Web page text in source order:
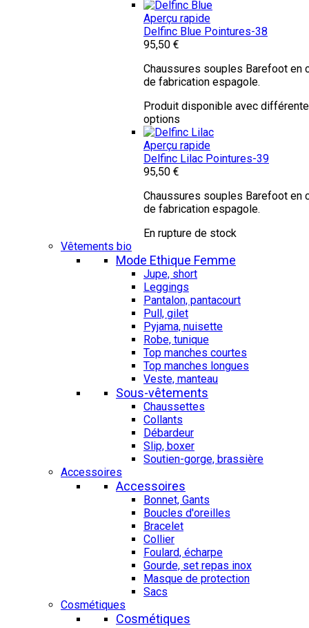
Aperçu rapide
Delfinc Blue Pointures-38
95,50 €
Chaussures souples Barefoot en
de fabrication espagole.
Produit disponible avec
options
Aperçu rapide
Delfinc Lilac Pointures-39
95,50 €
Chaussures souples Barefoot en
de fabrication espagole.
En rupture de stock
Vêtements bio
Mode Ethique Femme
Jupe, short
Leggings
Pantalon, pantacourt
Pull, gilet
Pyjama, nuisette
Robe, tunique
Top manches courtes
Top manches longues
Veste, manteau
Sous-vêtements
Chaussettes
Collants
Débardeur
Slip, boxer
Soutien-gorge, brassière
Accessoires
Accessoires
Bonnet, Gants
Boucles d'oreilles
Bracelet
Collier
Foulard, écharpe
Gourde, set repas inox
Masque de protection
Sacs
Cosmétiques
Cosmétiques